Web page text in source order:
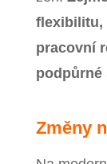
flexibilitu,
pracovní
podpůrné
Změny